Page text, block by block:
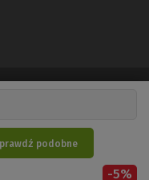
-5%
podobne
Sp. z o.o.